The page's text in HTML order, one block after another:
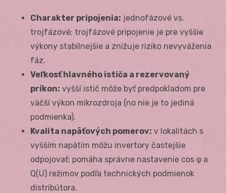
Charakter pripojenia: jednofázové vs.
trojfázové; trojfázové pripojenie je pre vyššie
výkony stabilnejšie a znižuje riziko nevyváženia
fáz.
Veľkosť hlavného ističa a rezervovaný
príkon: vyšší istič môže byť predpokladom pre
väčší výkon mikrozdroja (no nie je to jediná
podmienka).
Kvalita napäťových pomerov: v lokalitách s
vyšším napätím môžu invertory častejšie
odpojovať; pomáha správne nastavenie cos φ a
Q(U) režimov podľa technických podmienok
distribútora.